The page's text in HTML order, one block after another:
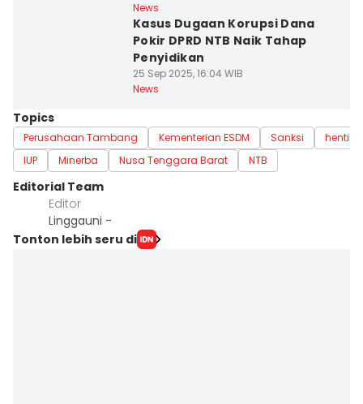
News
Kasus Dugaan Korupsi Dana
Pokir DPRD NTB Naik Tahap
Penyidikan
25 Sep 2025, 16:04 WIB
News
Topics
Perusahaan Tambang Kementerian ESDM Sanksi
IUP
Minerba Nusa Tenggara Barat NTB
Editorial Team
Editor
Linggauni -
Tonton lebih seru di